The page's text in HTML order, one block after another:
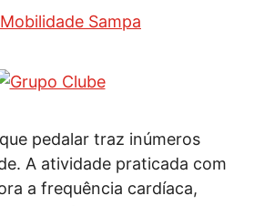
Mobilidade Sampa
pedalar traz inúmeros
A atividade praticada com
a frequência cardíaca,